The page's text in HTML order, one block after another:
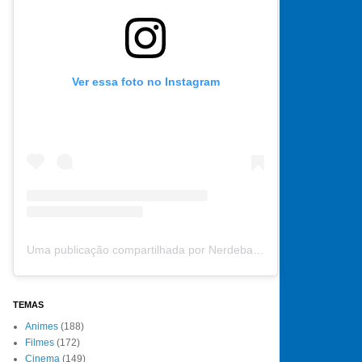
Ver essa foto no Instagram
TEMAS
Animes (188)
Filmes (172)
Cinema (149)